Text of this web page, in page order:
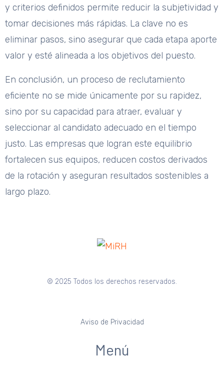
y criterios definidos permite reducir la subjetividad y
tomar decisiones más rápidas. La clave no es
eliminar pasos, sino asegurar que cada etapa aporte
valor y esté alineada a los objetivos del puesto.
En conclusión, un proceso de reclutamiento
eficiente no se mide únicamente por su rapidez,
sino por su capacidad para atraer, evaluar y
seleccionar al candidato adecuado en el tiempo
justo. Las empresas que logran este equilibrio
fortalecen sus equipos, reducen costos derivados
de la rotación y aseguran resultados sostenibles a
largo plazo.
© 2025 Todos los derechos reservados.
Aviso de Privacidad
Menú